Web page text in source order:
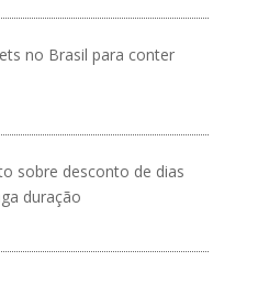
no Brasil para conter
sobre desconto de dias
duração